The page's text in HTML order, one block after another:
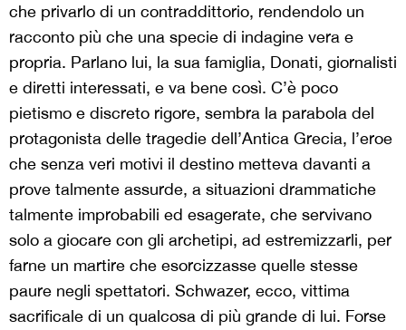
che privarlo di un contraddittorio, rendendolo un
racconto più che una specie di indagine vera e
propria. Parlano lui, la sua famiglia, Donati, giornalisti
e diretti interessati, e va bene così. C’è poco
pietismo e discreto rigore, sembra la parabola del
protagonista delle tragedie dell’Antica Grecia, l’eroe
che senza veri motivi il destino metteva davanti a
prove talmente assurde, a situazioni drammatiche
talmente improbabili ed esagerate, che servivano
solo a giocare con gli archetipi, ad estremizzarli, per
farne un martire che esorcizzasse quelle stesse
paure negli spettatori. Schwazer, ecco, vittima
sacrificale di un qualcosa di più grande di lui. Forse